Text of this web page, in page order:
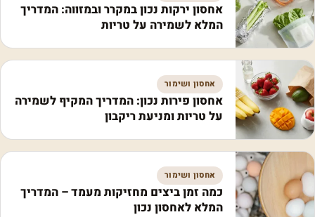
אחסון ירקות נכון במקרר ובמזווה: המדריך
המלא לשמירה על טריות
אחסון ושימור
אחסון פירות נכון: המדריך המקיף לשמירה
על טריות ומניעת ריקבון
אחסון ושימור
כמה זמן ביצים מחזיקות מעמד – המדריך
המלא לאחסון נכון